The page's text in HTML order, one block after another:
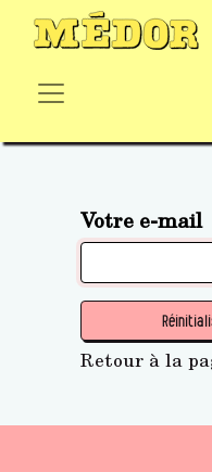
Votre e-mail
Retour à la